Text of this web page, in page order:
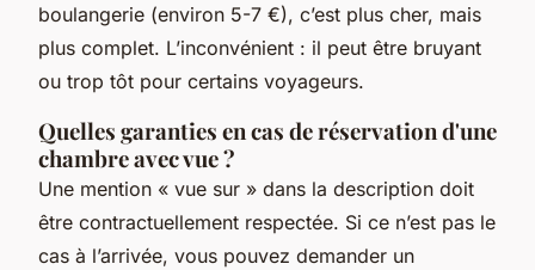
boulangerie (environ 5-7 €), c’est plus cher, mais
plus complet. L’inconvénient : il peut être bruyant
ou trop tôt pour certains voyageurs.
Quelles garanties en cas de réservation d'une
chambre avec vue ?
Une mention « vue sur » dans la description doit
être contractuellement respectée. Si ce n’est pas le
cas à l’arrivée, vous pouvez demander un